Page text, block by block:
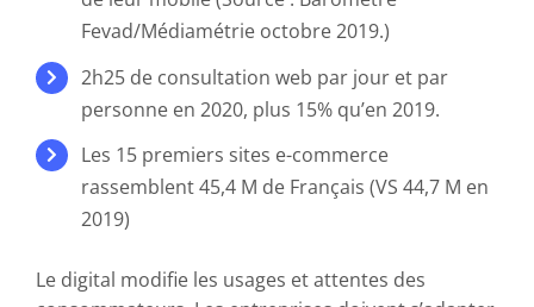
Fevad/Médiamétrie octobre 2019.)
2h25 de consultation web par jour et par
personne en 2020, plus 15% qu’en 2019.
Les 15 premiers sites e-commerce
rassemblent 45,4 M de Français (VS 44,7 M en
2019)
Le digital modifie les usages et attentes des